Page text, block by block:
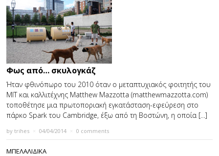
Φως από… σκυλογκάζ
Ήταν φθινόπωρο του 2010 όταν ο μεταπτυχιακός φοιτητής του
ΜΙΤ και καλλιτέχνης Matthew Mazzotta (matthewmazzotta.com)
τοποθέτησε μια πρωτοποριακή εγκατάσταση-εφεύρεση στο
πάρκο Spark του Cambridge, έξω από τη Βοστώνη, η οποία […]
bytrihes 04/04/2014 0 comments
ΜΠΕΛΑΛΙΔΙΚΑ